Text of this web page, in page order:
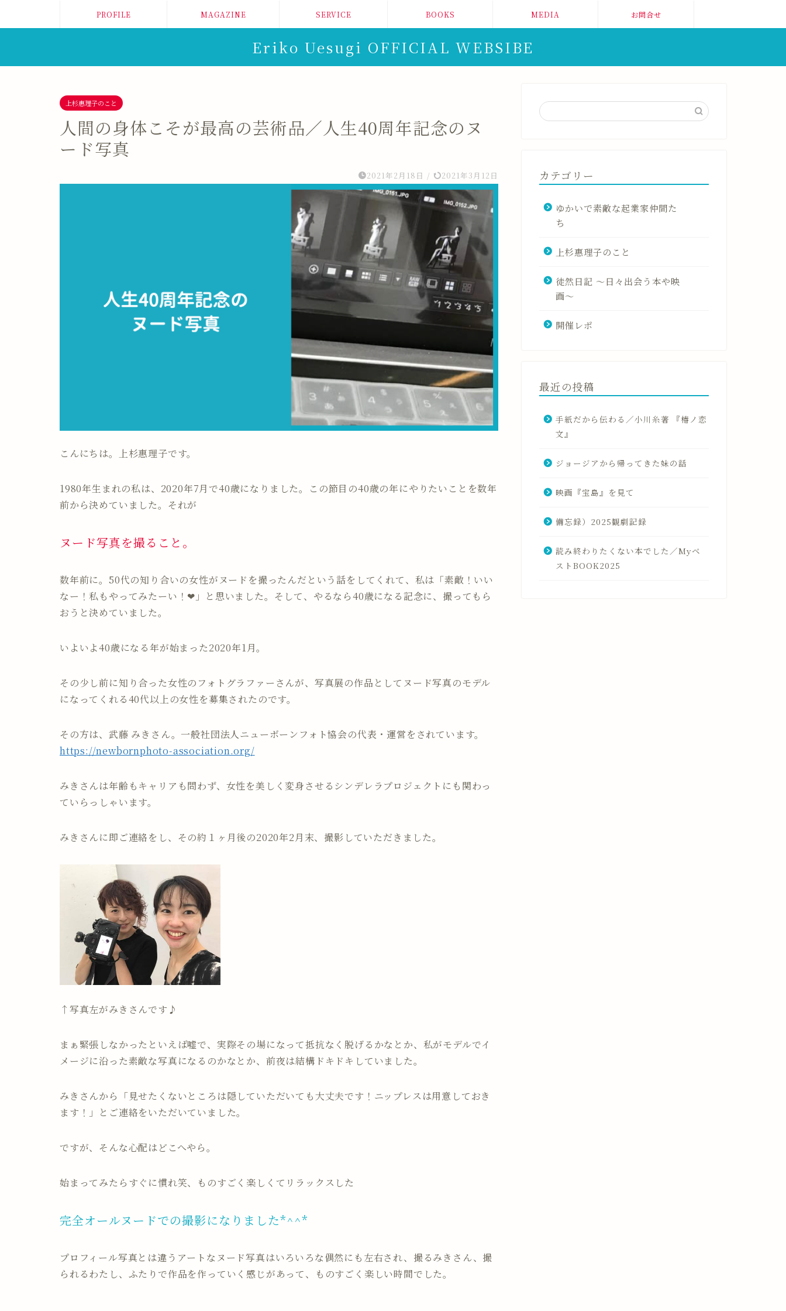
PROFILE MAGAZINE SERVICE BOOKS MEDIA お問合せ
Eriko Uesugi OFFICIAL WEBSIBE
上杉惠理子のこと
人間の身体こそが最高の芸術品／人生40周年記念のヌ
ード写真
2021年2月18日 / 2021年3月12日
こんにちは。上杉惠理子です。
1980年生まれの私は、2020年7月で40歳になりました。この節目の40歳の年にやりたいことを数年
前から決めていました。それが
ヌード写真を撮ること。
数年前に。50代の知り合いの女性がヌードを撮ったんだという話をしてくれて、私は「素敵！いい
なー！私もやってみたーい！❤︎」と思いました。そして、やるなら40歳になる記念に、撮ってもら
おうと決めていました。
いよいよ40歳になる年が始まった2020年1月。
その少し前に知り合った女性のフォトグラファーさんが、写真展の作品としてヌード写真のモデル
になってくれる40代以上の女性を募集されたのです。
その方は、武藤 みきさん。一般社団法人ニューボーンフォト協会の代表・運営をされています。
https://newbornphoto-association.org/
みきさんは年齢もキャリアも問わず、女性を美しく変身させるシンデレラプロジェクトにも関わっ
ていらっしゃいます。
みきさんに即ご連絡をし、その約１ヶ月後の2020年2月末、撮影していただきました。
↑写真左がみきさんです♪
まぁ緊張しなかったといえば嘘で、実際その場になって抵抗なく脱げるかなとか、私がモデルでイ
メージに沿った素敵な写真になるのかなとか、前夜は結構ドキドキしていました。
みきさんから「見せたくないところは隠していただいても大丈夫です！ニップレスは用意しておき
ます！」とご連絡をいただいていました。
ですが、そんな心配はどこへやら。
始まってみたらすぐに慣れ笑、ものすごく楽しくてリラックスした
完全オールヌードでの撮影になりました*^^*
プロフィール写真とは違うアートなヌード写真はいろいろな偶然にも左右され、撮るみきさん、撮
られるわたし、ふたりで作品を作っていく感じがあって、ものすごく楽しい時間でした。
カテゴリー
ゆかいで素敵な起業家仲間た
ち
上杉惠理子のこと
徒然日記 〜日々出会う本や映
画〜
開催レポ
最近の投稿
手紙だから伝わる／小川糸著 『椿ノ恋
文』
ジョージアから帰ってきた妹の話
映画『宝島』を見て
備忘録）2025観劇記録
読み終わりたくない本でした／Myベ
ストBOOK2025